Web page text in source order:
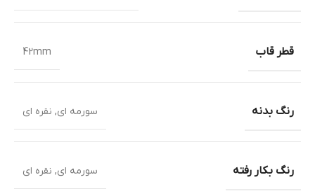
قطر قاب 42mm
رنگ بدنه سورمه ای, نقره ای
رنگ بکار رفته سورمه ای, نقره ای